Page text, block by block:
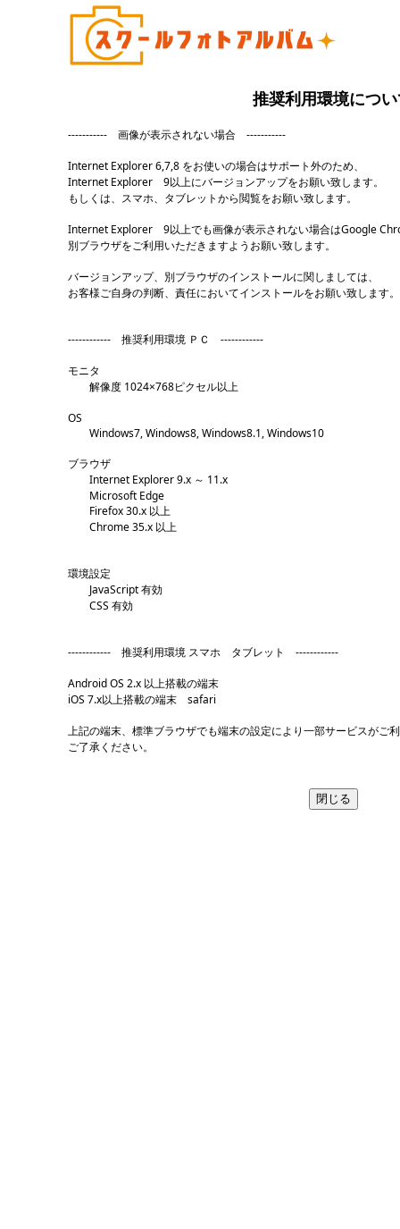
推奨利用環境につ
----------- 画像が表示されない場合 -----------
Internet Explorer 6,7,8 をお使いの場合はサポート外のため、
Internet Explorer 9以上にバージョンアップをお願い致します。
もしくは、スマホ、タブレットから閲覧をお願い致します。
Internet Explorer 9以上でも画像が表示されない場合はGoogle
別ブラウザをご利用いただきますようお願い致します。
バージョンアップ、別ブラウザのインストールに関しましては、
お客様ご自身の判断、責任においてインストールをお願い致します。
------------ 推奨利用環境 ＰＣ ------------
モニタ
解像度 1024×768ピクセル以上
OS
Windows7, Windows8, Windows8.1, Windows10
ブラウザ
Internet Explorer 9.x ～ 11.x
Microsoft Edge
Firefox 30.x 以上
Chrome 35.x 以上
環境設定
JavaScript 有効
CSS 有効
------------ 推奨利用環境 スマホ タブレット ------------
Android OS 2.x 以上搭載の端末
iOS 7.x以上搭載の端末 safari
上記の端末、標準ブラウザでも端末の設定により一部サービスがご
ご了承ください。